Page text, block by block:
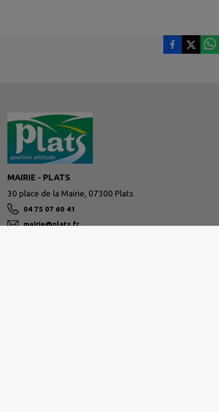
MAIRIE - PLATS
30 place de la Mairie, 07300 Plats
04 75 07 60 41
mairie@plats.fr